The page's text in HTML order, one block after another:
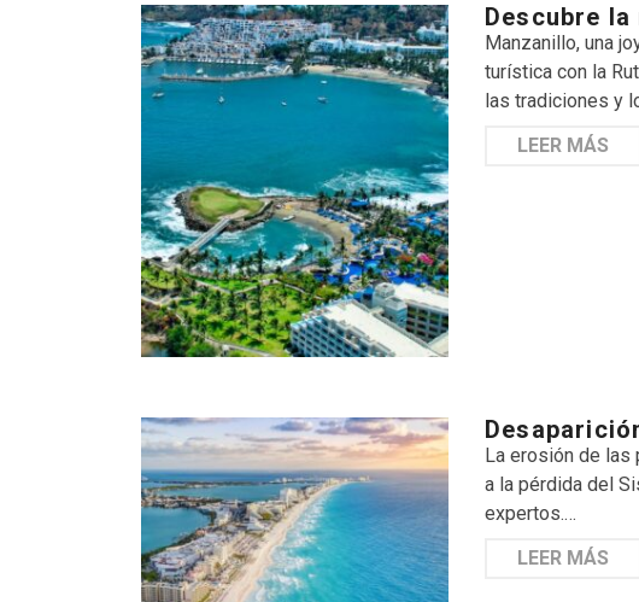
Descubre
Manzanillo, una
turística con la
las tradiciones y
LEER MÁS
La erosión de las
a la pérdida del
expertos.…
LEER MÁS